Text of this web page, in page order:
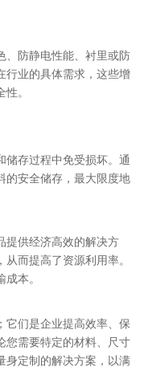
、防静电性能、衬里或防
行业的具体需求，这些增
。
储存过程中免受损坏。通
的安全储存，最大限度地
提供经济高效的解决方
而提高了资源利用率。
本。
它们是企业提高效率、保
您需要特定的材料、尺寸
身定制的解决方案，以满